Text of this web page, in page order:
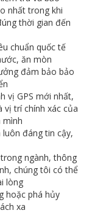
nhất trong khi
thời gian đến
chuẩn quốc tế
ăn mòn
đảm bảo bảo
vị GPS mới nhất,
vị trí chính xác của
mình
luôn đáng tin cậy,
ngành, thông
chúng tôi có thể
lòng
hoặc phá hủy
xa